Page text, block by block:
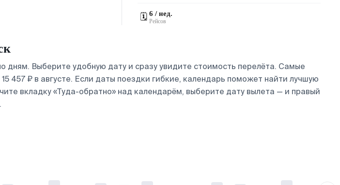
🗓️ 6 / нед.
Рейсов
Выберите удобную дату и сразу увидите стоимость перелёта. Самые
₽ в августе. Если даты поездки гибкие, календарь поможет найти лучшую
вкладку «Туда-обратно» над календарём, выберите дату вылета — и правый